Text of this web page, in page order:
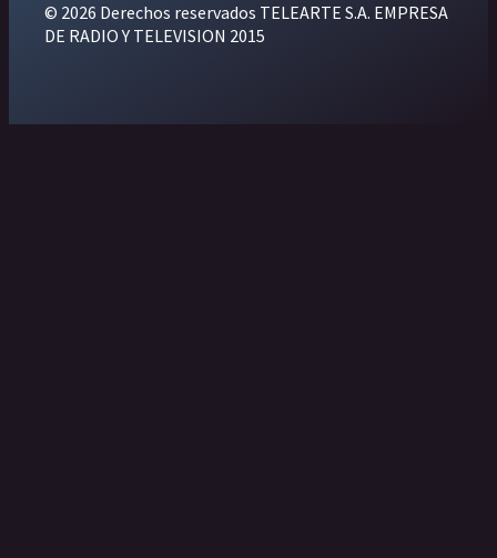
© 2026 Derechos reservados TELEARTE S.A. EMPRESA
DE RADIO Y TELEVISION 2015